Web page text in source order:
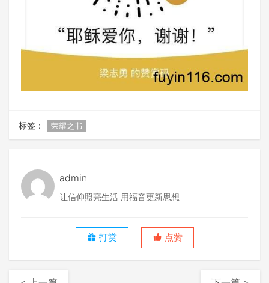
标签： 荣耀之书
admin
让信仰照亮生活 用福音更新思想
打赏 点赞